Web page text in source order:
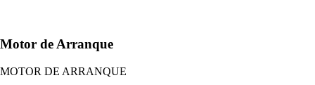
Motor de Arranque
MOTOR DE ARRANQUE